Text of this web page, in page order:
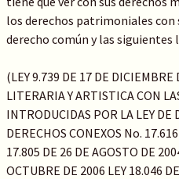
los derechos patrimoniales
derecho común y las siguientes
(LEY 9.739 DE 17 DE
LITERARIA Y ARTISTICA CON
INTRODUCIDAS POR LA LEY DE
DERECHOS CONEXOS No.
17.805 DE 26 DE AGOSTO DE
OCTUBRE DE 2006 LEY 18.046